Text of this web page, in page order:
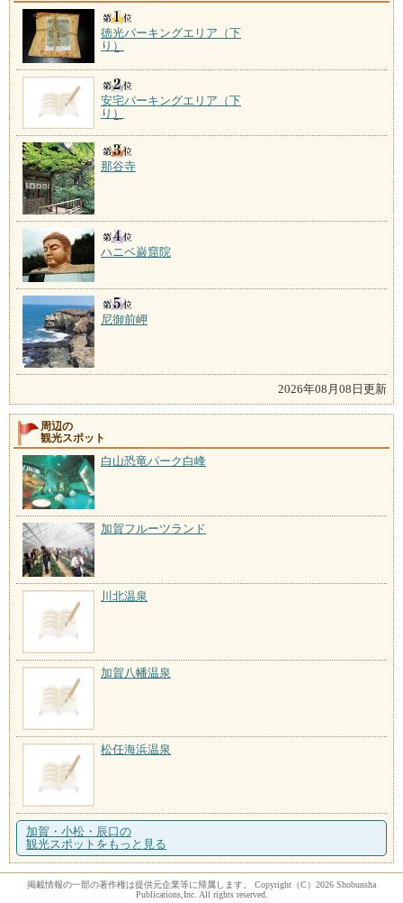
徳光パーキングエリア（下
り）
安宅パーキングエリア（下
り）
那谷寺
ハニベ巌窟院
尼御前岬
2026年08月08日更新
周辺の
観光スポット
白山恐竜パーク白峰
加賀フルーツランド
川北温泉
加賀八幡温泉
松任海浜温泉
加賀・小松・辰口の
観光スポットをもっと見る
掲載情報の一部の著作権は提供元企業等に帰属します。 Copyright（C）2026 Shobunsha
Publications,Inc. All rights reserved.